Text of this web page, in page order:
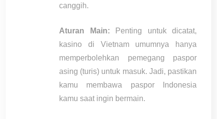
canggih.
Aturan Main: Penting untuk dicatat,
kasino di Vietnam umumnya hanya
memperbolehkan pemegang paspor
asing (turis) untuk masuk. Jadi, pastikan
kamu membawa paspor Indonesia
kamu saat ingin bermain.